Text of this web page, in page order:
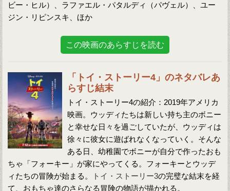
ビー・ヒル）、ラファエル・パタルディ（パヴェル）、ユー
ジン・リピンスキ、ほか
この映画のあらすじを読む
「トイ・ストーリー4」のネタバレあ
らすじ結末
トイ・ストーリー4の紹介：2019年アメリカ
映画。ウッディたちは新しい持ち主のボニー
と幸せな日々を過ごしていたが、ウッディは
徐々に彼女に遊ばれなくなっていく。そんな
ある日、幼稚園でボニーが自分で作ったおも
ちゃ「フォーキー」が家にやってくる。フォーキーとウッデ
ィたちの冒険が始まる。
トイ・ストーリー3の完璧な結末を経
て、おもちゃ達のさらなる冒険の物語が描かれる。